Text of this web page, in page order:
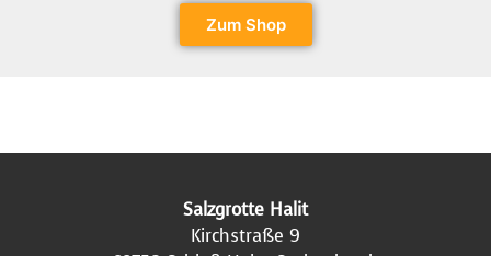
Zum Shop
Salzgrotte Halit
Kirchstraße 9